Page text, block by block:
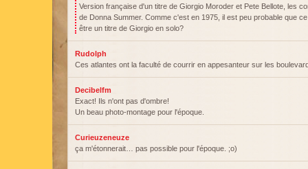
Version française d'un titre de Giorgio Moroder et Pete Bellote, les
de Donna Summer. Comme c'est en 1975, il est peu probable que
être un titre de Giorgio en solo?
Rudolph
Ces atlantes ont la faculté de courrir en appesanteur sur les
Decibelfm
Exact! Ils n'ont pas d'ombre!
Un beau photo-montage pour l'époque.
Curieuzeneuze
ça m'étonnerait… pas possible pour l'époque. ;o)